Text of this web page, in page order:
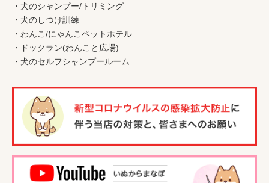
・ 犬のシャンプー/トリミング
・ 犬のしつけ訓練
・ わんこ /にゃんこペットホテル
・
ドックラン(わんこと広場)
・ 犬のセルフシャンプールーム